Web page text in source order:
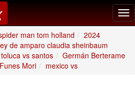
man tom holland
2024
de amparo claudia sheinbaum
toluca vs santos
Germán Berterame
Mori
mexico vs